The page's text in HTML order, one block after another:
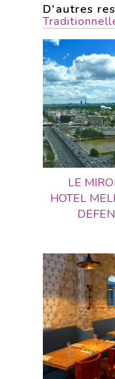
D'autres
LE
HOTEL
DEFEN